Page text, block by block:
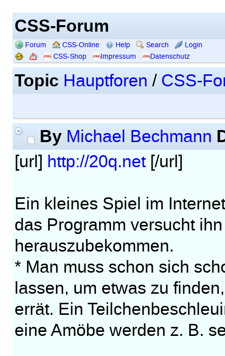
CSS-Forum
Forum CSS-Online Help Search
Login
CSS-Shop
Impressum Datenschutz
Topic Hauptforen / CSS-
By Michael Bechmann
[url] http://20q.net[/url]
Ein kleines Spiel im
das Programm versucht
herauszubekommen.
* Man muss schon sich
lassen, um etwas zu
errät. Ein
eine Amöbe werden z. B.